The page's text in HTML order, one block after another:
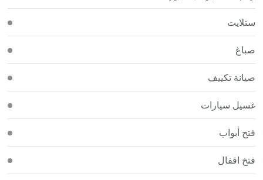
ستلايت
صباغ
صيانة تكييف
غسيل سيارات
فتح أبواب
فتخ اقفال